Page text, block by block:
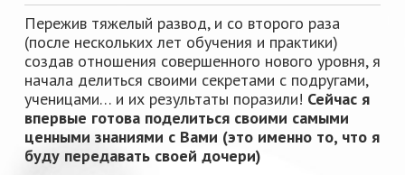
Пережив тяжелый развод, и со второго раза
(после нескольких лет обучения и практики)
создав отношения совершенного нового уровня, я
начала делиться своими секретами с подругами,
ученицами… и их результаты поразили! Сейчас я
впервые готова поделиться своими самыми
ценными знаниями с Вами (это именно то, что я
буду передавать своей дочери)